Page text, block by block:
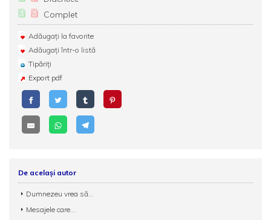
Complet
Adăugați la favorite
Adăugați într-o listă
Tipăriți
Export pdf
De același autor
Dumnezeu vrea să...
Mesajele care...